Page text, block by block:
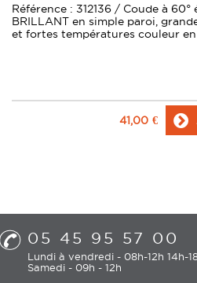
Référence : 312136 / Coude à
BRILLANT en simple paroi,
et fortes températures couleur en
41,00 €
05 45 95 57 00
Lundi à vendredi - 08h-12h 14h-
Samedi - 09h - 12h